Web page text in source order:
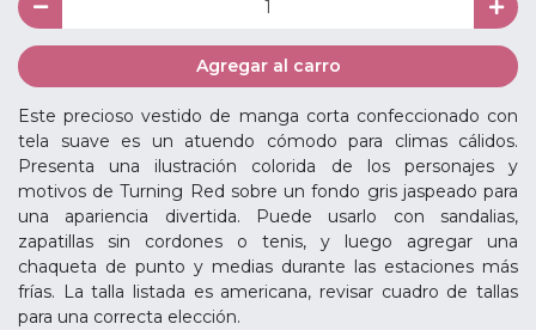
Agregar al carro
Este precioso vestido de manga corta confeccionado con
tela suave es un atuendo cómodo para climas cálidos.
Presenta una ilustración colorida de los personajes y
motivos de Turning Red sobre un fondo gris jaspeado para
una apariencia divertida. Puede usarlo con sandalias,
zapatillas sin cordones o tenis, y luego agregar una
chaqueta de punto y medias durante las estaciones más
frías. La talla listada es americana, revisar cuadro de tallas
para una correcta elección.